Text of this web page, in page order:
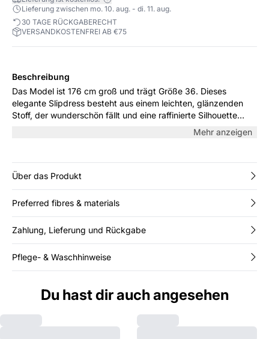
Lieferung zwischen mo. 10. aug. - di. 11. aug.
30 TAGE RÜCKGABERECHT
VERSANDKOSTENFREI AB €75
Beschreibung
Das Model ist 176 cm groß und trägt Größe 36. Dieses
elegante Slipdress besteht aus einem leichten, glänzenden
Stoff, der wunderschön fällt und eine raffinierte Silhouette
schafft. Die feinen Rüschen entlang des Ausschnitts und der
Seiten verleihen eine feminine Note. Perfekt für festliche
Sandalen oder Absatzschuhen für einen eleganten Look.
Mehr anzeigen
Über das Produkt
Preferred fibres & materials
Zahlung, Lieferung und Rückgabe
Pflege- & Waschhinweise
Du hast dir auch angesehen